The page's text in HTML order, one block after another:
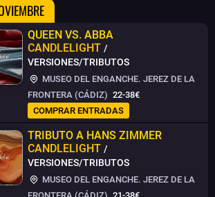
QUEEN VS. ABBA
CANDLELIGHT /
VERSIONES/TRIBUTOS
MUSEO DEL ENGANCHE. JEREZ DE LA
FRONTERA (CÁDIZ) 22-38€
COMPRAR ENTRADAS
TRIBUTO A HANS ZIMMER
CANDLELIGHT /
VERSIONES/TRIBUTOS
MUSEO DEL ENGANCHE. JEREZ DE LA